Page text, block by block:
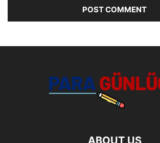
ABOUT US